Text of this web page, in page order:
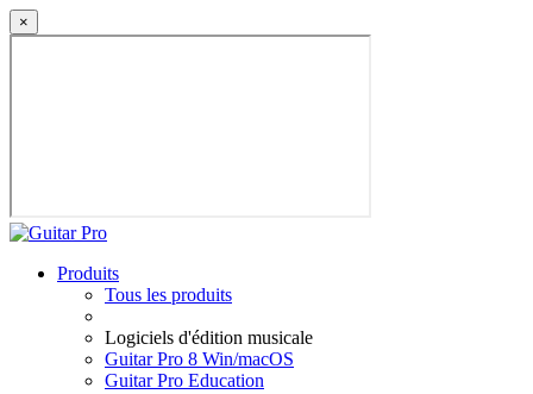
×
Produits
Tous les produits
Logiciels d'édition musicale
Guitar Pro 8 Win/macOS
Guitar Pro Education